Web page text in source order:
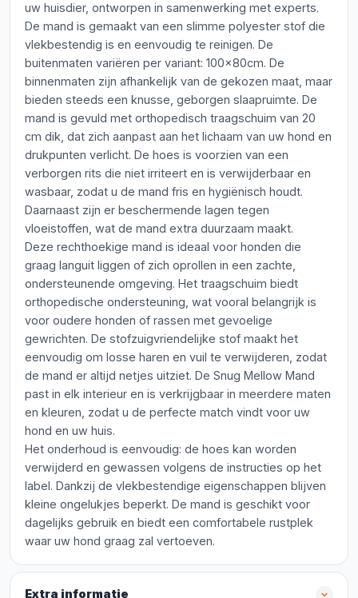
uw huisdier, ontworpen in samenwerking met experts.
De mand is gemaakt van een slimme polyester stof die
vlekbestendig is en eenvoudig te reinigen. De
buitenmaten variëren per variant: 100x80cm. De
binnenmaten zijn afhankelijk van de gekozen maat, maar
bieden steeds een knusse, geborgen slaapruimte. De
mand is gevuld met orthopedisch traagschuim van 20
cm dik, dat zich aanpast aan het lichaam van uw hond en
drukpunten verlicht. De hoes is voorzien van een
verborgen rits die niet irriteert en is verwijderbaar en
wasbaar, zodat u de mand fris en hygiënisch houdt.
Daarnaast zijn er beschermende lagen tegen
vloeistoffen, wat de mand extra duurzaam maakt.
Deze rechthoekige mand is ideaal voor honden die
graag languit liggen of zich oprollen in een zachte,
ondersteunende omgeving. Het traagschuim biedt
orthopedische ondersteuning, wat vooral belangrijk is
voor oudere honden of rassen met gevoelige
gewrichten. De stofzuigvriendelijke stof maakt het
eenvoudig om losse haren en vuil te verwijderen, zodat
de mand er altijd netjes uitziet. De Snug Mellow Mand
past in elk interieur en is verkrijgbaar in meerdere maten
en kleuren, zodat u de perfecte match vindt voor uw
hond en uw huis.
Het onderhoud is eenvoudig: de hoes kan worden
verwijderd en gewassen volgens de instructies op het
label. Dankzij de vlekbestendige eigenschappen blijven
kleine ongelukjes beperkt. De mand is geschikt voor
dagelijks gebruik en biedt een comfortabele rustplek
waar uw hond graag zal vertoeven.
Extra informatie